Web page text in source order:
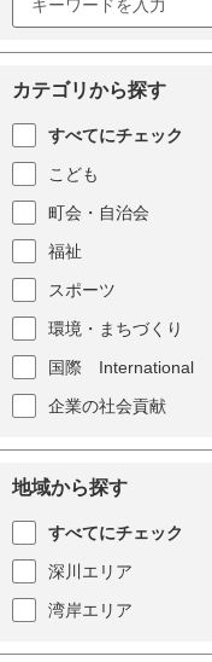
カテゴリから探す
すべてにチェック
こども
町会・自治会
福祉
スポーツ
環境・まちづくり
国際 International
企業の社会貢献
地域から探す
すべてにチェック
深川エリア
湾岸エリア